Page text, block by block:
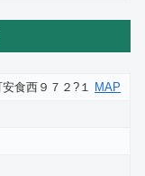
食西９７２?１
MAP